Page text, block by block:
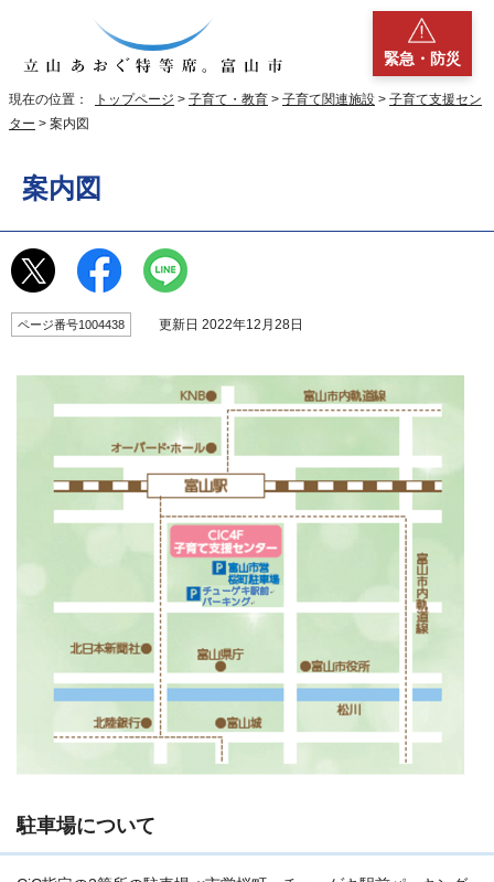
緊急・防災
現在の位置： トップページ > 子育て・教育 > 子育て関連施設 > 子育て支援セン
ター > 案内図
案内図
ページ番号1004438 更新日 2022年12月28日
駐車場について